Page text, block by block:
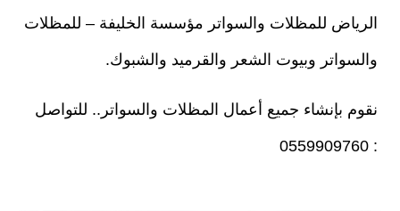
الرياض للمظلات والسواتر مؤسسة الخليفة – للمظلات
والسواتر وبيوت الشعر والقرميد والشبوك.
نقوم بإنشاء جميع أعمال المظلات والسواتر.. للتواصل
: 0559909760